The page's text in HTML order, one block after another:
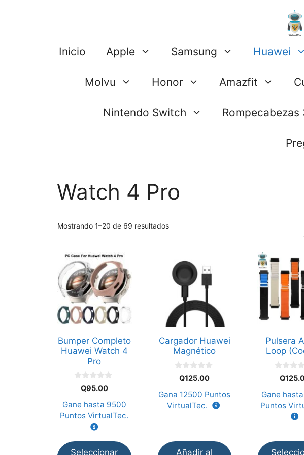
Inicio Apple Samsung Huawei
Molvu Honor Amazfit
Nintendo Switch Rompecabezas
Watch 4 Pro
Mostrando 1–20 de 69 resultados
Bumper Completo
Huawei Watch 4
Pro
5
Q95.00
Gane hasta 9500
Puntos VirtualTec.
Seleccionar
Este
producto
tiene
múltiples
variantes.
Las
se
elegir
página
Cargador Huawei
Magnético
5
Q125.00
Gana 12500 Puntos
VirtualTec.
Añadir al
Pulsera
Loop
5
Q
Gane hasta
Puntos
Este
producto
tiene
múltiples
variantes.
Las
se
pueden
la
página